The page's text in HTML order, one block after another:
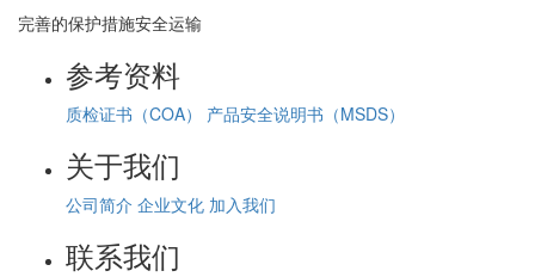
完善的保护措施安全运输
参考资料
质检证书（COA） 产品安全说明书（MSDS）
关于我们
公司简介 企业文化 加入我们
联系我们